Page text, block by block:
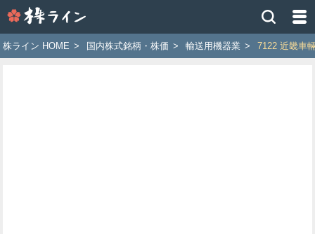
イ
ン
株ライン HOME > 国内株式銘柄・株価 > 輸送用機器業 > 7122 近畿車